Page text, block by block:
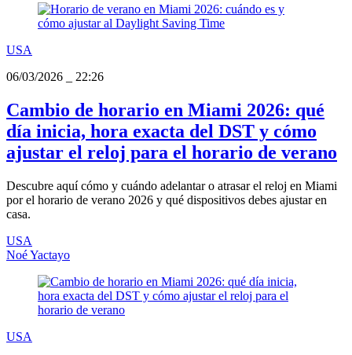
USA
06/03/2026
22:26
Cambio de horario en Miami 2026: qué
día inicia, hora exacta del DST y cómo
ajustar el reloj para el horario de verano
Descubre aquí cómo y cuándo adelantar o atrasar el reloj en Miami
por el horario de verano 2026 y qué dispositivos debes ajustar en
casa.
USA
Noé Yactayo
USA